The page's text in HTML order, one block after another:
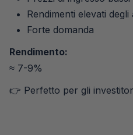
Rendimenti elevati degli
Forte domanda
Rendimento:
≈ 7-9%
👉 Perfetto per gli